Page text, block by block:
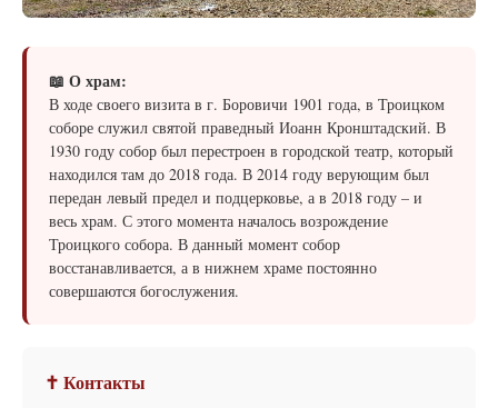
📖 О храм:
В ходе своего визита в г. Боровичи 1901 года, в Троицком
соборе служил святой праведный Иоанн Кронштадский. В
1930 году собор был перестроен в городской театр, который
находился там до 2018 года. В 2014 году верующим был
передан левый предел и подцерковье, а в 2018 году – и
весь храм. С этого момента началось возрождение
Троицкого собора. В данный момент собор
восстанавливается, а в нижнем храме постоянно
совершаются богослужения.
✝ Контакты